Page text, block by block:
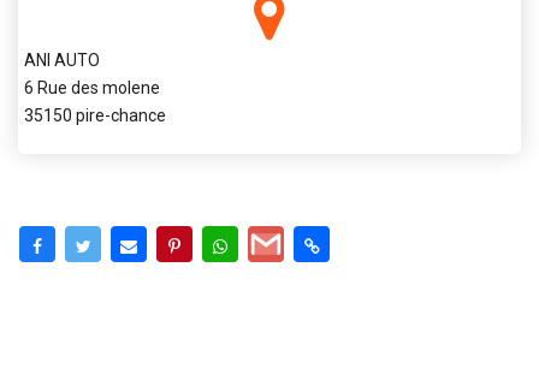
ANI AUTO
6 Rue des molene
35150 pire-chance